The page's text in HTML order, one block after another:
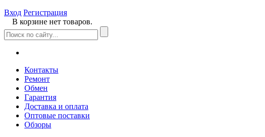
Вход Регистрация
В корзине нет товаров.
Контакты
Ремонт
Обмен
Гарантия
Доставка и оплата
Оптовые поставки
Обзоры